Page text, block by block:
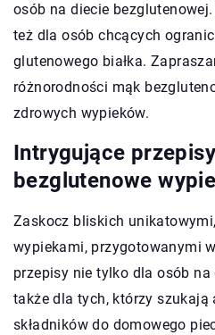
osób na diecie
też dla osób chcących
glutenowego białka.
różnorodności mąk
zdrowych wypieków.
Intrygujące
bezglutenowe
Zaskocz bliskich
wypiekami, przygotowanymi
przepisy nie tylko dla osób
także dla tych, którzy szukają
składników do domowego